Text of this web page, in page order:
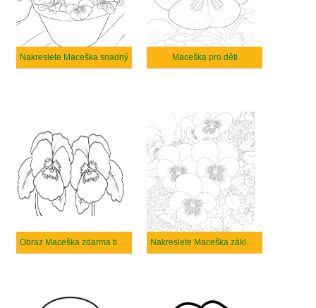
Nakreslete Maceška snadný Maceška pro děti
Obraz Maceška zdarma tisknutelné Nakreslete Maceška základní